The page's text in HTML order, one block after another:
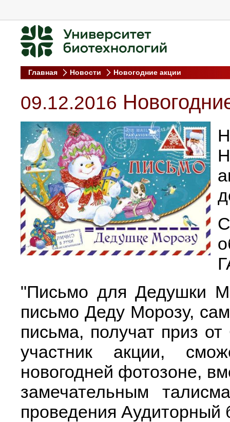
Главная Новости Новогодние акции
09.12.2016
"Письмо для Дедушки
письмо Деду Морозу,
письма, получат приз
участник акции,
новогодней фотозоне,
замечательным
проведения Аудиторный